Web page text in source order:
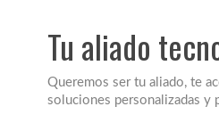
Tu aliado
Queremos ser tu aliado, te
soluciones personalizadas y